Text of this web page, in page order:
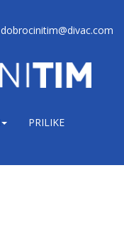
dobrocinitim@divac.com
PRILIKE